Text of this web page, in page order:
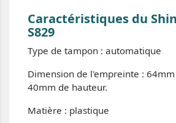
Caractéristiques du
S829
Type de tampon : automatique
Dimension de l'empreinte :
40mm de hauteur.
Matière : plastique